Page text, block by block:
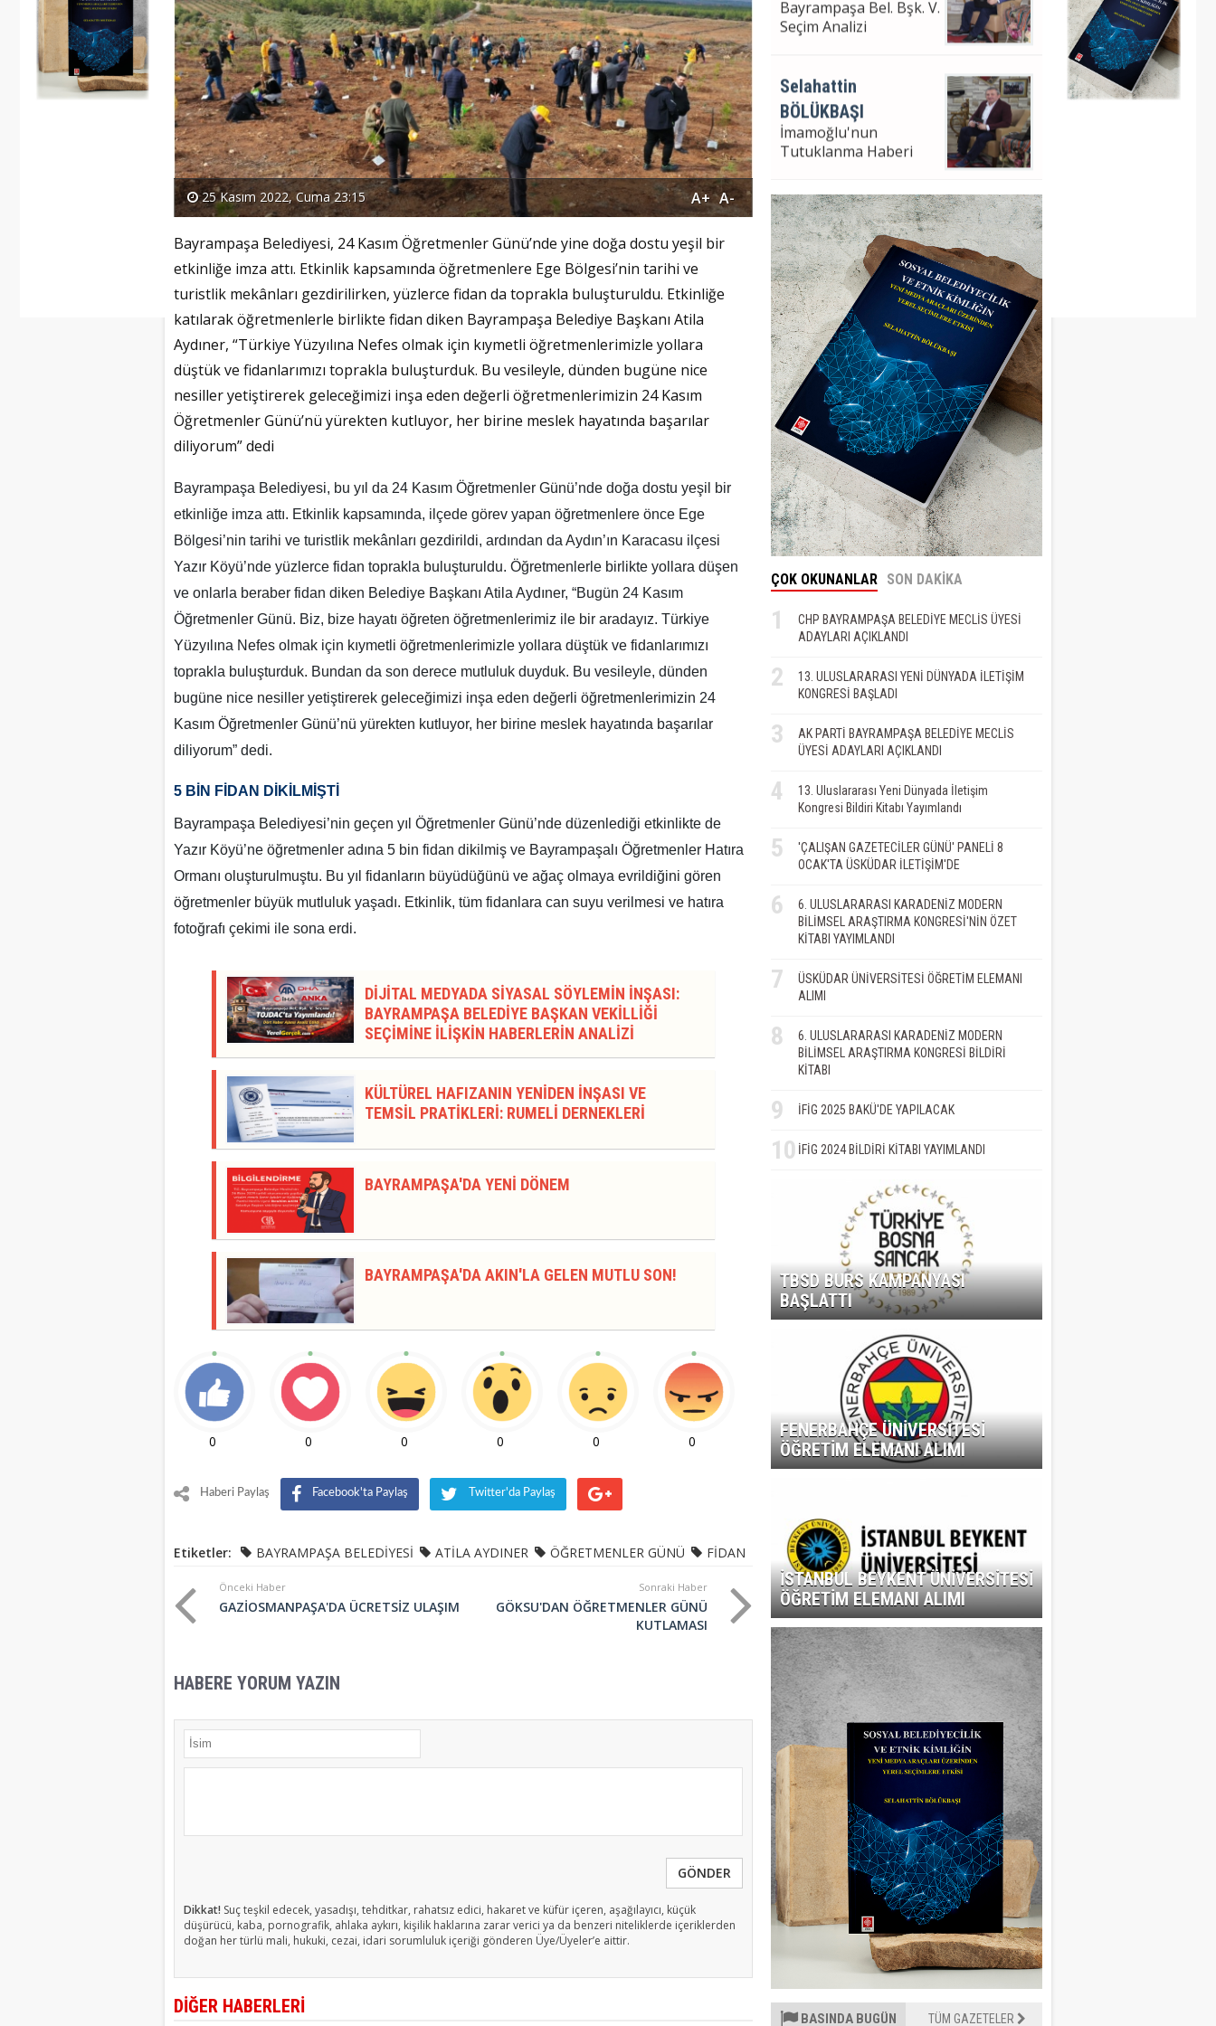
25 Kasım 2022, Cuma 23:15 A-
A+
Bayrampaşa Belediyesi, 24 Kasım Öğretmenler Günü’nde yine doğa dostu yeşil bir
etkinliğe imza attı. Etkinlik kapsamında öğretmenlere Ege Bölgesi’nin tarihi ve
turistlik mekânları gezdirilirken, yüzlerce fidan da toprakla buluşturuldu. Etkinliğe
katılarak öğretmenlerle birlikte fidan diken Bayrampaşa Belediye Başkanı Atila
Aydıner, “Türkiye Yüzyılına Nefes olmak için kıymetli öğretmenlerimizle yollara
düştük ve fidanlarımızı toprakla buluşturduk. Bu vesileyle, dünden bugüne nice
nesiller yetiştirerek geleceğimizi inşa eden değerli öğretmenlerimizin 24 Kasım
Öğretmenler Günü’nü yürekten kutluyor, her birine meslek hayatında başarılar
diliyorum” dedi
Bayrampaşa Belediyesi, bu yıl da 24 Kasım Öğretmenler Günü’nde doğa dostu yeşil bir
etkinliğe imza attı. Etkinlik kapsamında, ilçede görev yapan öğretmenlere önce Ege
Bölgesi’nin tarihi ve turistlik mekânları gezdirildi, ardından da Aydın’ın Karacasu ilçesi
Yazır Köyü’nde yüzlerce fidan toprakla buluşturuldu. Öğretmenlerle birlikte yollara düşen
ve onlarla beraber fidan diken Belediye Başkanı Atila Aydıner, “Bugün 24 Kasım
Öğretmenler Günü. Biz, bize hayatı öğreten öğretmenlerimiz ile bir aradayız. Türkiye
Yüzyılına Nefes olmak için kıymetli öğretmenlerimizle yollara düştük ve fidanlarımızı
toprakla buluşturduk. Bundan da son derece mutluluk duyduk. Bu vesileyle, dünden
bugüne nice nesiller yetiştirerek geleceğimizi inşa eden değerli öğretmenlerimizin 24
Kasım Öğretmenler Günü’nü yürekten kutluyor, her birine meslek hayatında başarılar
diliyorum” dedi.
5 BİN FİDAN DİKİLMİŞTİ
Bayrampaşa Belediyesi’nin geçen yıl Öğretmenler Günü’nde düzenlediği etkinlikte de
Yazır Köyü’ne öğretmenler adına 5 bin fidan dikilmiş ve Bayrampaşalı Öğretmenler Hatıra
Ormanı oluşturulmuştu. Bu yıl fidanların büyüdüğünü ve ağaç olmaya evrildiğini gören
öğretmenler büyük mutluluk yaşadı. Etkinlik, tüm fidanlara can suyu verilmesi ve hatıra
fotoğrafı çekimi ile sona erdi.
DİJİTAL MEDYADA SİYASAL SÖYLEMİN İNŞASI:
BAYRAMPAŞA BELEDİYE BAŞKAN VEKİLLİĞİ
SEÇİMİNE İLİŞKİN HABERLERİN ANALİZİ
KÜLTÜREL HAFIZANIN YENİDEN İNŞASI VE
TEMSİL PRATİKLERİ: RUMELİ DERNEKLERİ
BAYRAMPAŞA'DA YENİ DÖNEM
BAYRAMPAŞA'DA AKIN'LA GELEN MUTLU SON!
0 0 0 0 0 0
Haberi Paylaş Facebook'ta Paylaş Twitter'da Paylaş
Etiketler: BAYRAMPAŞA BELEDİYESİ ATİLA AYDINER ÖĞRETMENLER GÜNÜ FİDAN
Önceki Haber
GAZİOSMANPAŞA'DA ÜCRETSİZ ULAŞIM
Sonraki Haber
GÖKSU'DAN ÖĞRETMENLER GÜNÜ
KUTLAMASI
HABERE YORUM YAZIN
GÖNDER
Dikkat! Suç teşkil edecek, yasadışı, tehditkar, rahatsız edici, hakaret ve küfür içeren, aşağılayıcı, küçük
düşürücü, kaba, pornografik, ahlaka aykırı, kişilik haklarına zarar verici ya da benzeri niteliklerde içeriklerden
doğan her türlü mali, hukuki, cezai, idari sorumluluk içeriği gönderen Üye/Üyeler’e aittir.
DİĞER HABERLERİ
Bayrampaşa Bel. Bşk. V.
Seçim Analizi
İmamoğlu'nun
Tutuklanma Haberi
Selahattin
BÖLÜKBAŞI
Bayrampaşa Bel. Bşk. V.
Seçim Analizi
Selahattin Bölükbaşı
ÇOK OKUNANLAR SON DAKİKA
1
CHP BAYRAMPAŞA BELEDİYE MECLİS ÜYESİ
ADAYLARI AÇIKLANDI
2
13. ULUSLARARASI YENİ DÜNYADA İLETİŞİM
KONGRESİ BAŞLADI
3
AK PARTİ BAYRAMPAŞA BELEDİYE MECLİS
ÜYESİ ADAYLARI AÇIKLANDI
4
13. Uluslararası Yeni Dünyada İletişim
Kongresi Bildiri Kitabı Yayımlandı
5
'ÇALIŞAN GAZETECİLER GÜNÜ' PANELİ 8
OCAK'TA ÜSKÜDAR İLETİŞİM'DE
6
6. ULUSLARARASI KARADENİZ MODERN
BİLİMSEL ARAŞTIRMA KONGRESİ'NİN ÖZET
KİTABI YAYIMLANDI
7
ÜSKÜDAR ÜNİVERSİTESİ ÖĞRETİM ELEMANI
ALIMI
8
6. ULUSLARARASI KARADENİZ MODERN
BİLİMSEL ARAŞTIRMA KONGRESİ BİLDİRİ
KİTABI
9 İFİG 2025 BAKÜ'DE YAPILACAK
10 İFİG 2024 BİLDİRİ KİTABI YAYIMLANDI
TBSD BURS KAMPANYASI
BAŞLATTI
FENERBAHÇE ÜNİVERSİTESİ
ÖĞRETİM ELEMANI ALIMI
İSTANBUL BEYKENT ÜNİVERSİTESİ
ÖĞRETİM ELEMANI ALIMI
BASINDA BUGÜN TÜM GAZETELER